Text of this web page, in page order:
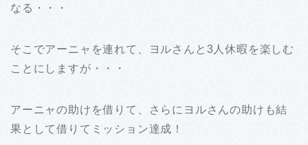
なる・・・
そこでアーニャを連れて、ヨルさんと3人休暇を楽しむ
ことにしますが・・・
アーニャの助けを借りて、さらにヨルさんの助けも結
果として借りてミッション達成！